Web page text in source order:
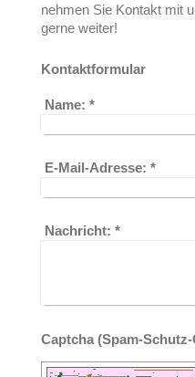
nehmen Sie Kontakt mit
gerne weiter!
Kontaktformular
Name: *
E-Mail-Adresse: *
Nachricht: *